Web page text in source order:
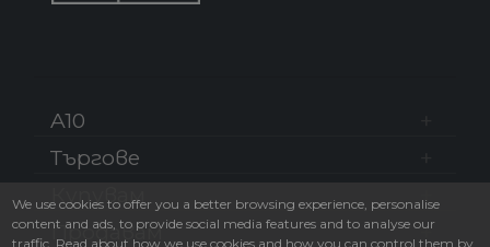
A10
Търгове
Купувам
Продавам
We use cookies to offer you a better browsing experience, personalise
content and ads, to provide social media features and to analyse our
traffic. Read about how we use cookies and how you can control them by